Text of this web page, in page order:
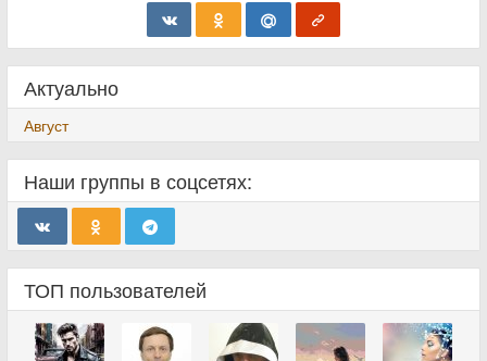
Актуально
Август
Наши группы в соцсетях:
ТОП пользователей